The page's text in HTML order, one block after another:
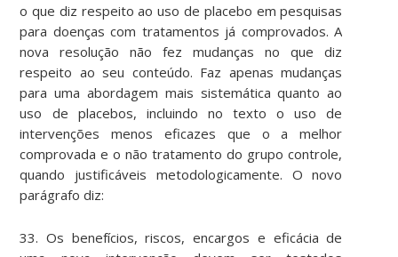
o que diz respeito ao uso de placebo em pesquisas
para doenças com tratamentos já comprovados. A
nova resolução não fez mudanças no que diz
respeito ao seu conteúdo. Faz apenas mudanças
para uma abordagem mais sistemática quanto ao
uso de placebos, incluindo no texto o uso de
intervenções menos eficazes que o a melhor
comprovada e o não tratamento do grupo controle,
quando justificáveis metodologicamente. O novo
parágrafo diz:
33. Os benefícios, riscos, encargos e eficácia de